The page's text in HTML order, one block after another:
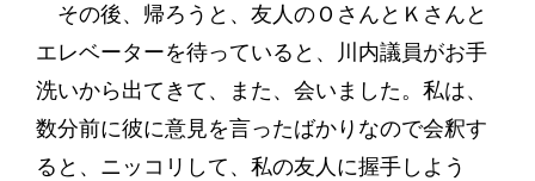
その後、帰ろうと、友人のＯさんとＫさんと
エレベーターを待っていると、川内議員がお手
洗いから出てきて、また、会いました。私は、
数分前に彼に意見を言ったばかりなので会釈す
ると、ニッコリして、私の友人に握手しよう